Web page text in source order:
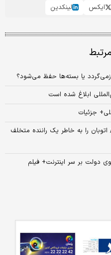
ایکس لینکدین
بازمی‌گردد یا بسته‌ها حفظ می‌شود؟
ابلاغ شده است
جزئیات
اتوبان را به خاطر یک راننده متخلف
بر سر اینترنت+ فیلم